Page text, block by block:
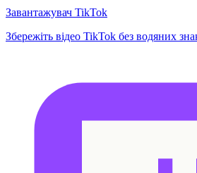
Завантажувач TikTok
Збережіть відео TikTok без водяних